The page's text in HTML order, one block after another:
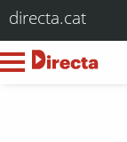
directa.cat